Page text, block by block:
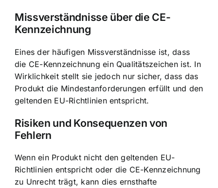
Missverständnisse über die CE-
Kennzeichnung
Eines der häufigen Missverständnisse ist, dass
die CE-Kennzeichnung ein Qualitätszeichen ist. In
Wirklichkeit stellt sie jedoch nur sicher, dass das
Produkt die Mindestanforderungen erfüllt und den
geltenden EU-Richtlinien entspricht.
Risiken und Konsequenzen von
Fehlern
Wenn ein Produkt nicht den geltenden EU-
Richtlinien entspricht oder die CE-Kennzeichnung
zu Unrecht trägt, kann dies ernsthafte